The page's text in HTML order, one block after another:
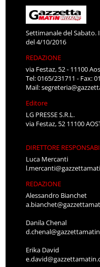
Settimanale del Sabato.
del 4/10/2016
REDAZIONE
via Festaz, 52 - 11100
Tel: 0165/231711 - Fax:
Mail:
Editore
LG PRESSE S.R.L.
via Festaz, 52 11100
DIRETTORE
Luca Mercanti
REDAZIONE
Alessandro Bianchet
Danila Chenal
Erika David